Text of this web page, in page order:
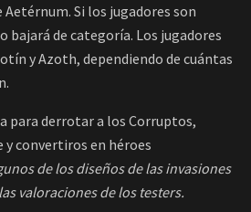
Si los jugadores son
de categoría. Los jugadores
y Azoth, dependiendo de cuántas
para derrotar a los Corruptos,
convertiros en héroes
de los diseños de las invasiones
valoraciones de los testers.